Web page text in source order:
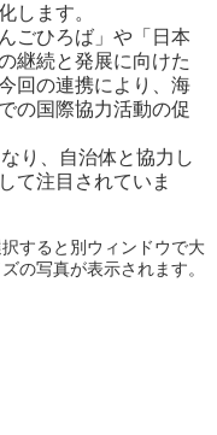
します。
ごひろば」や「日本
継続と発展に向けた
回の連携により、海
の国際協力活動の促
り、自治体と協力し
て注目されていま
すると別ウィンドウで大
の写真が表示されます。